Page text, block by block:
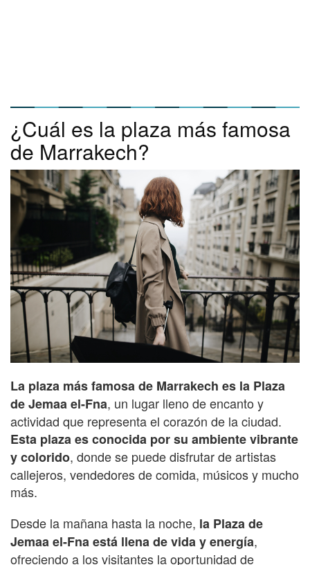
¿Cuál es la plaza más famosa
de Marrakech?
La plaza más famosa de Marrakech es la Plaza
de Jemaa el-Fna, un lugar lleno de encanto y
actividad que representa el corazón de la ciudad.
Esta plaza es conocida por su ambiente vibrante
y colorido, donde se puede disfrutar de artistas
callejeros, vendedores de comida, músicos y mucho
más.
Desde la mañana hasta la noche, la Plaza de
Jemaa el-Fna está llena de vida y energía,
ofreciendo a los visitantes la oportunidad de